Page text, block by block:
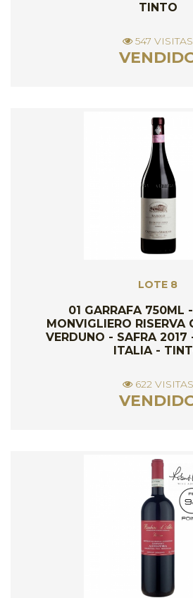
TINTO
547 VISITAS
LOTE 8
01 GARRAFA 750ML
MONVIGLIERO RISERVA
VERDUNO - SAFRA 2017
ITALIA -
622 VISITAS